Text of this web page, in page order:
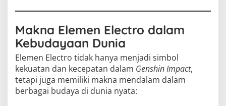
Makna Elemen Electro dalam
Kebudayaan Dunia
Elemen Electro tidak hanya menjadi simbol
kekuatan dan kecepatan dalam Genshin Impact,
tetapi juga memiliki makna mendalam dalam
berbagai budaya di dunia nyata: